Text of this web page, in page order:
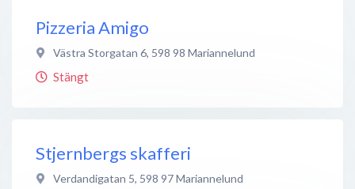
Pizzeria Amigo
Västra Storgatan 6, 598 98 Mariannelund
Stängt
Stjernbergs skafferi
Verdandigatan 5, 598 97Mariannelund